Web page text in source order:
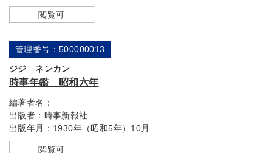
閲覧可
管理番号：500000013
ジジ ネンカン
時事年鑑 昭和六年
編著者名：
出版者： 時事新報社
出版年月： 1930年（昭和5年）10月
閲覧可